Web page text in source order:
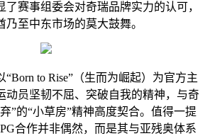
赛事组委会对奇瑞品牌实力的认可，
至中东市场的莫大鼓舞。
“Born to Rise”（生而为崛起）为官方主
动员坚韧不屈、突破自我的精神，与奇
”的“小草房”精神高度契合。值得一提
合作并非偶然，而是其与亚残奥体系